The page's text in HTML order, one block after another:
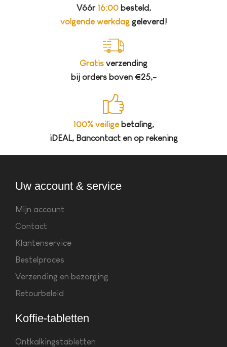
Vóór 16:00besteld,
volgende werkdaggeleverd!
Gratis verzending
bij orders boven €25,-
100% veiligebetaling,
iDEAL, Bancontact en op rekening
Uw account & service
Mijn account
Contact
Klantenservice
Bestelproces
Verzending en bezorging
Retourbeleid
Koffie-tabletten
Ontkalkingstabletten